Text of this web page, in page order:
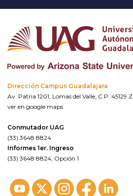
Dirección Campus Guadalajara
Av. Patria 1201, Lomas del Valle, C.P. 45129
ver en google maps
Conmutador UAG
(33) 3648 8824
Informes 1er. Ingreso
(33) 3648 8824, Opción 1